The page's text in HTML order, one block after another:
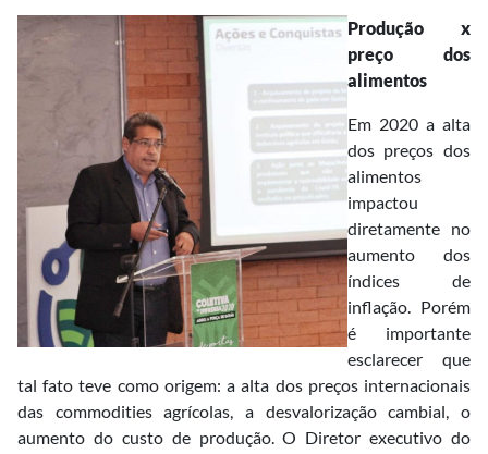
Produção x
preço dos
alimentos
Em 2020 a alta
dos preços dos
alimentos
impactou
diretamente no
aumento dos
índices de
inflação. Porém
é importante
esclarecer que
tal fato teve como origem: a alta dos preços internacionais
das commodities agrícolas, a desvalorização cambial, o
aumento do custo de produção. O Diretor executivo do